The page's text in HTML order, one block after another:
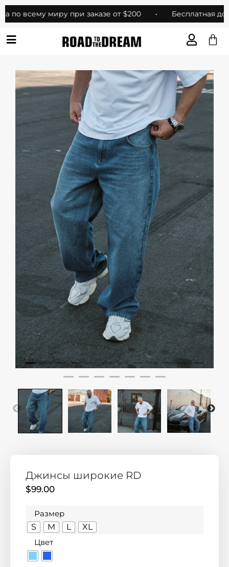
по всему миру при заказе от $200 Бесплатная
Джинсы широкие RD
$99.00
Размер
S
M L
XL
Цвет